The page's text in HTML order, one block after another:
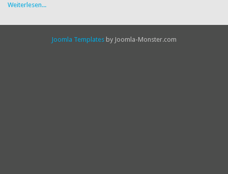
Weiterlesen...
Joomla Templates by Joomla-Monster.com